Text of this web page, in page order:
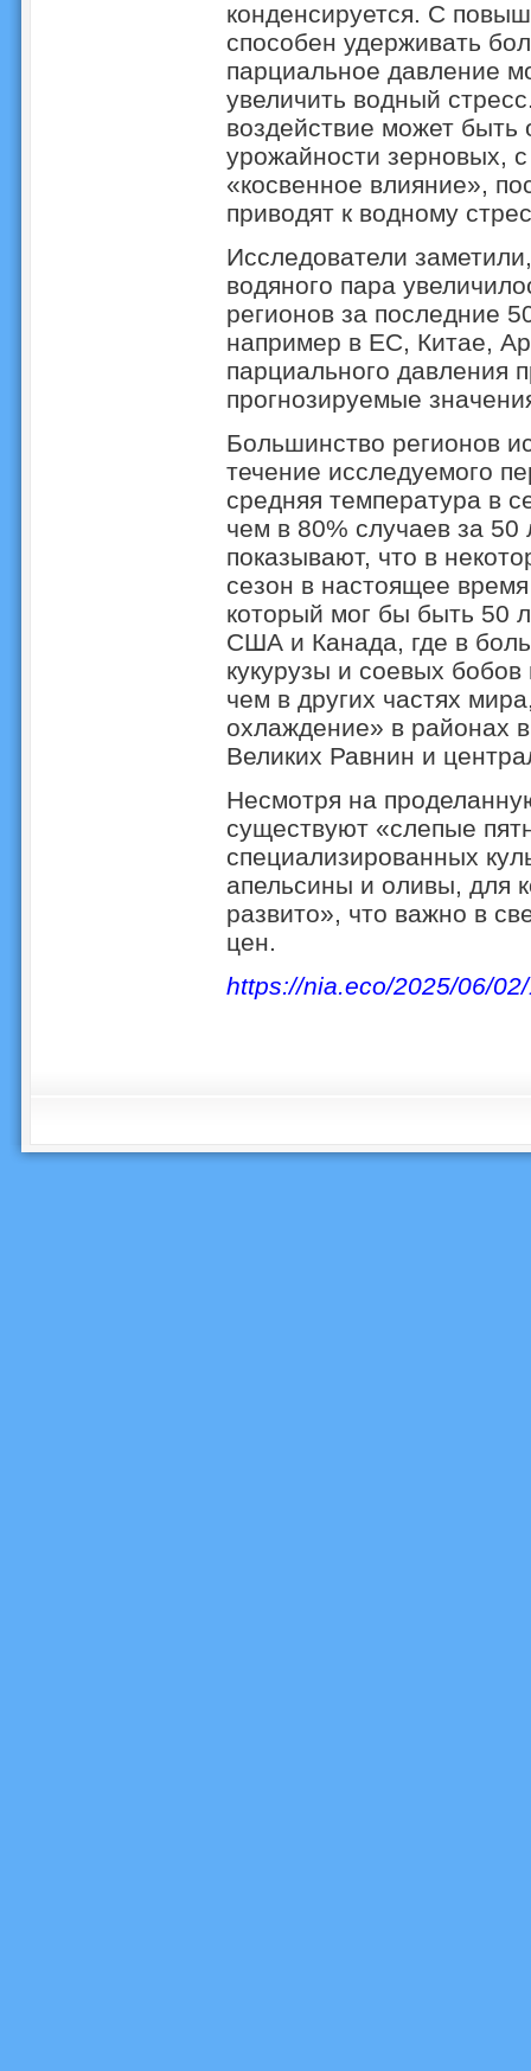
конденсируется. С
способен удерживать
парциальное давление
увеличить водный
воздействие может
урожайности зерновых,
«косвенное влияние»,
приводят к водному
Исследователи
водяного пара
регионов за последние
например в ЕС, Китае,
парциального
прогнозируемые
Большинство регионов
течение исследуемого
средняя температура в
чем в 80% случаев за 50
показывают, что в
сезон в настоящее
который мог бы быть 50
США и Канада, где в
кукурузы и соевых
чем в других частях
охлаждение» в районах
Великих Равнин и
Несмотря на
существуют «слепые
специализированных
апельсины и оливы, для
развито», что важно в
цен.
https://nia.eco/2025/06/